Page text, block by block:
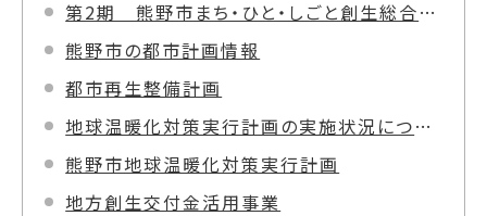
第2期 熊野市まち・ひと・しごと創生総合戦略
熊野市の都市計画情報
都市再生整備計画
地球温暖化対策実行計画の実施状況について
熊野市地球温暖化対策実行計画
地方創生交付金活用事業